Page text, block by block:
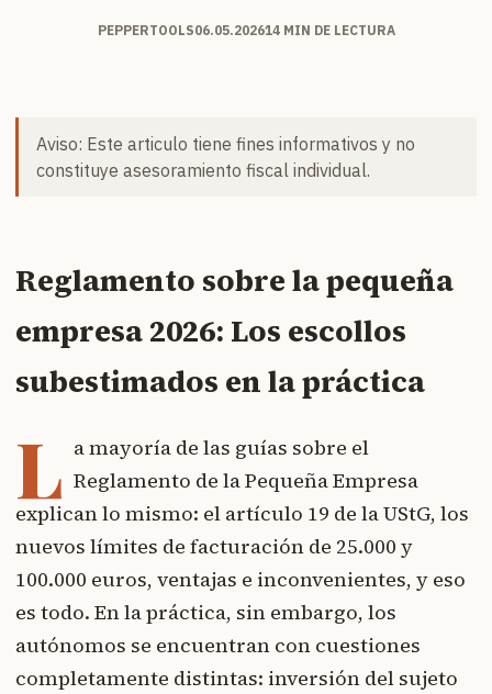
PEPPERTOOLS06.05.202614 MIN DE LECTURA
Aviso: Este articulo tiene fines informativos y no
constituye asesoramiento fiscal individual.
Reglamento sobre la pequeña
empresa 2026: Los escollos
subestimados en la práctica
L a mayoría de las guías sobre el
Reglamento de la Pequeña Empresa
explican lo mismo: el artículo 19 de la UStG, los
nuevos límites de facturación de 25.000 y
100.000 euros, ventajas e inconvenientes, y eso
es todo. En la práctica, sin embargo, los
autónomos se encuentran con cuestiones
completamente distintas: inversión del sujeto